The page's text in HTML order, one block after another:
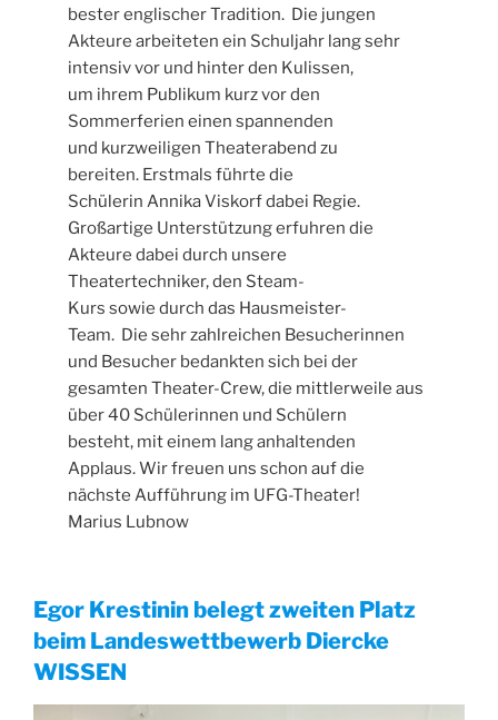
bester englischer Tradition. Die jungen
Akteure arbeiteten ein Schuljahr lang sehr
intensiv vor und hinter den Kulissen,
um ihrem Publikum kurz vor den
Sommerferien einen spannenden
und kurzweiligen Theaterabend zu
bereiten. Erstmals führte die
Schülerin Annika Viskorf dabei Regie.
Großartige Unterstützung erfuhren die
Akteure dabei durch unsere
Theatertechniker, den Steam-
Kurs sowie durch das Hausmeister-
Team. Die sehr zahlreichen Besucherinnen
und Besucher bedankten sich bei der
gesamten Theater-Crew, die mittlerweile aus
über 40 Schülerinnen und Schülern
besteht, mit einem lang anhaltenden
Applaus. Wir freuen uns schon auf die
nächste Aufführung im UFG-Theater!
Marius Lubnow
Egor Krestinin belegt zweiten Platz
beim Landeswettbewerb Diercke
WISSEN